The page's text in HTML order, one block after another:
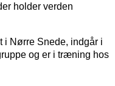
holder verden
i Nørre Snede, indgår i
og er i træning hos